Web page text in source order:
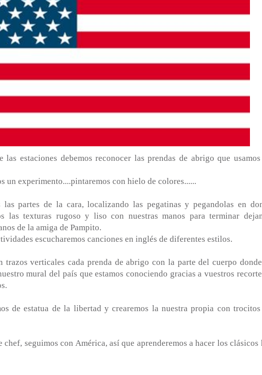
estaciones debemos reconocer las prendas de abrigo que
un experimento....pintaremos con hielo de colores......
las partes de la cara, localizando las pegatinas y pegandolas en
las texturas rugoso y liso con nuestras manos para terminar
de la amiga de Pampito.
escucharemos canciones en inglés de diferentes estilos.
trazos verticales cada prenda de abrigo con la parte del cuerpo
mural del país que estamos conociendo gracias a vuestros
de estatua de la libertad y crearemos la nuestra propia con
seguimos con América, así que aprenderemos a hacer los clásicos